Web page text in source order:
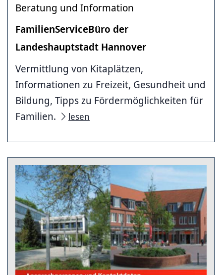
Beratung und Information
FamilienServiceBüro der
Landeshauptstadt Hannover
Vermittlung von Kitaplätzen,
Informationen zu Freizeit, Gesundheit und
Bildung, Tipps zu Fördermöglichkeiten für
Familien.
lesen